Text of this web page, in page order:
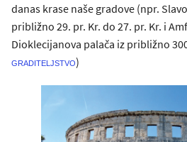
danas krase naše gradove (npr.
približno 29. pr. Kr. do 27. pr. Kr. i
Dioklecijanova palača iz približno
graditeljstvo)